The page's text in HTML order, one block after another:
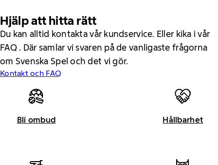
Hjälp att hitta rätt
Du kan alltid kontakta vår kundservice. Eller kika i vår
FAQ . Där samlar vi svaren på de vanligaste frågorna
om Svenska Spel och det vi gör.
Kontakt och FAQ
Bli ombud Hållbarhet